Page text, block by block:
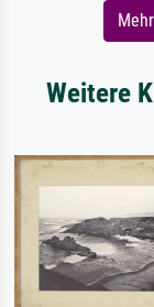
Weitere